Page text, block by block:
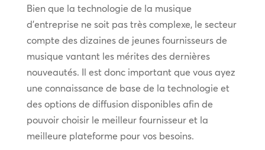
Bien que la technologie de la musique
d’entreprise ne soit pas très complexe, le secteur
compte des dizaines de jeunes fournisseurs de
musique vantant les mérites des dernières
nouveautés. Il est donc important que vous ayez
une connaissance de base de la technologie et
des options de diffusion disponibles afin de
pouvoir choisir le meilleur fournisseur et la
meilleure plateforme pour vos besoins.